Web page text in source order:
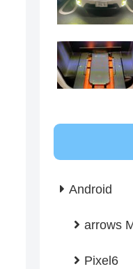
Android
arrows
Pixel6